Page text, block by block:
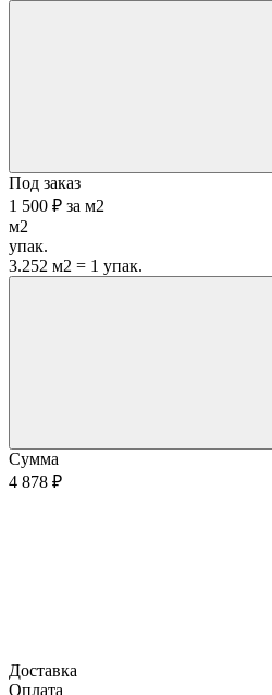
Под заказ
1 500 ₽ за м2
м2
упак.
3.252 м2 = 1 упак.
Сумма
4 878 ₽
Доставка
Оплата